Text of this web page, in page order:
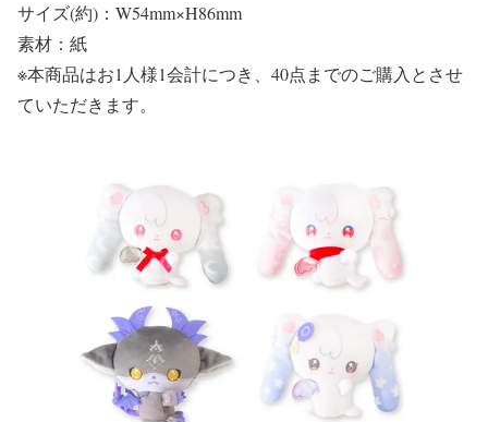
サイズ(約)：W54mm×H86mm
素材：紙
※本商品はお1人様1会計につき、40点までのご購入とさせ
ていただきます。